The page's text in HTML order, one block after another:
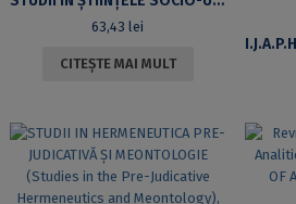
63,43lei
CITEȘTE MAI MULT